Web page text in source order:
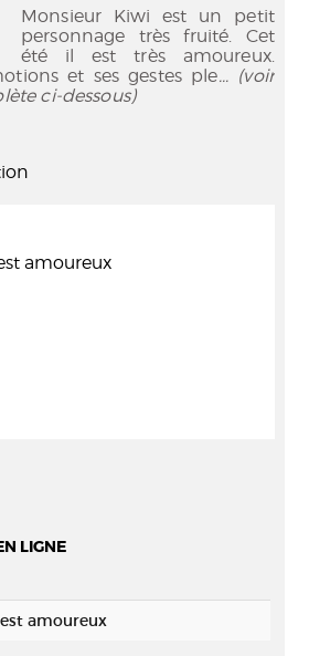
Monsieur Kiwi est un petit
personnage très fruité. Cet
été il est très amoureux.
et ses gestes ple... (voir
ci-dessous)
amoureux
LIGNE
amoureux